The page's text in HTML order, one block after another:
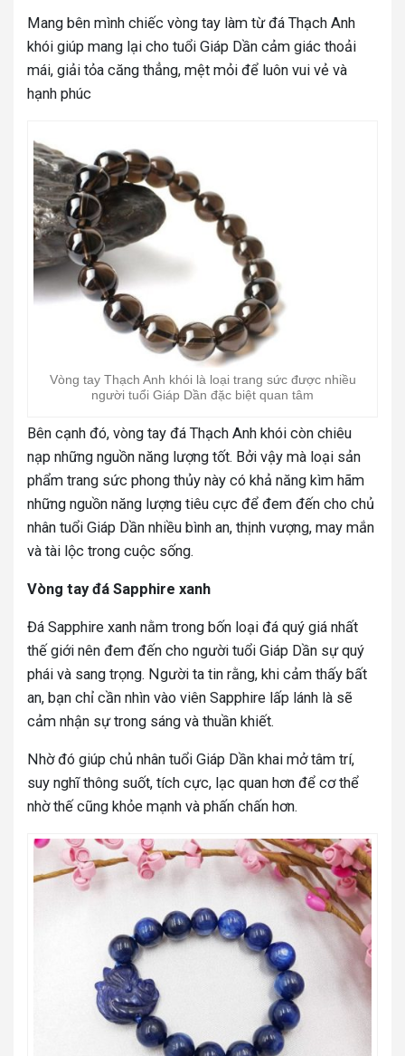
Mang bên mình chiếc vòng tay làm từ đá Thạch Anh
khói giúp mang lại cho tuổi Giáp Dần cảm giác thoải
mái, giải tỏa căng thẳng, mệt mỏi để luôn vui vẻ và
hạnh phúc
Vòng tay Thạch Anh khói là loại trang sức được nhiều
người tuổi Giáp Dần đặc biệt quan tâm
Bên cạnh đó, vòng tay đá Thạch Anh khói còn chiêu
nạp những nguồn năng lượng tốt. Bởi vậy mà loại sản
phẩm trang sức phong thủy này có khả năng kìm hãm
những nguồn năng lượng tiêu cực để đem đến cho chủ
nhân tuổi Giáp Dần nhiều bình an, thịnh vượng, may mắn
và tài lộc trong cuộc sống.
Vòng tay đá Sapphire xanh
Đá Sapphire xanh nằm trong bốn loại đá quý giá nhất
thế giới nên đem đến cho người tuổi Giáp Dần sự quý
phái và sang trọng. Người ta tin rằng, khi cảm thấy bất
an, bạn chỉ cần nhìn vào viên Sapphire lấp lánh là sẽ
cảm nhận sự trong sáng và thuần khiết.
Nhờ đó giúp chủ nhân tuổi Giáp Dần khai mở tâm trí,
suy nghĩ thông suốt, tích cực, lạc quan hơn để cơ thể
nhờ thế cũng khỏe mạnh và phấn chấn hơn.